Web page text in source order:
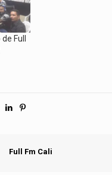
Full
Full Fm Cali